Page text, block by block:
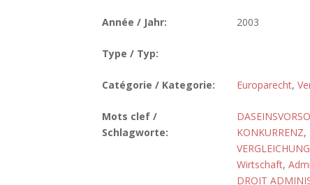
Année / Jahr: 2003
Type / Typ:
Catégorie / Kategorie: Europarecht,
Mots clef /
Schlagworte:
KONKURRENZ,
Wirtschaft,
DROIT